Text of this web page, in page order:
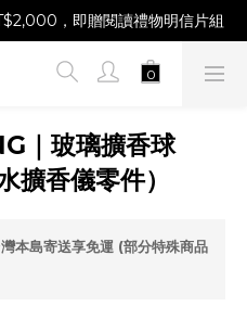
，即贈閱讀禮物明信片組
，即贈閱讀禮物明信片組
售，凡購買即贈限量紀念海報
｜玻璃擴香球
擴香儀零件）
本島寄送享免運 (部分特殊商品